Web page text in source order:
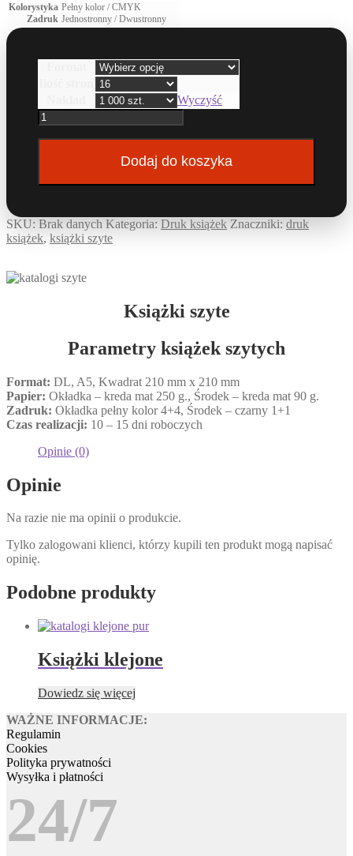
410,00 zł
do
907,00 zł
Kolorystyka
Zadruk
Pełny kolor / CMYK
Jednostronny / Dwustronny
Wyczyść
ilość
Książki
szyte
Dodaj do koszyka
SKU: Brak danych Kategoria: Druk książek Znaczniki: druk
książek, książki szyte
Książki szyte
Parametry książek szytych
Format: DL, A5, Kwadrat 210 mm x 210 mm
Papier: Okładka – kreda mat 250 g., Środek – kreda mat 90 g.
Zadruk: Okładka pełny kolor 4+4, Środek – czarny 1+1
Czas realizacji: 10 – 15 dni roboczych
Opinie (0)
Opinie
Na razie nie ma opinii o produkcie.
Tylko zalogowani klienci, którzy kupili ten produkt mogą napisać
opinię.
Podobne produkty
Książki klejone
Dowiedz się więcej
WAŻNE INFORMACJE:
Regulamin
Cookies
Polityka prywatności
Wysyłka i płatności
24/7